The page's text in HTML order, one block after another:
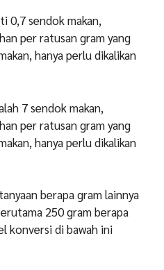
0,7 sendok makan,
per ratusan gram yang
hanya perlu dikalikan
7 sendok makan,
per ratusan gram yang
hanya perlu dikalikan
berapa gram lainnya
250 gram berapa
konversi di bawah ini